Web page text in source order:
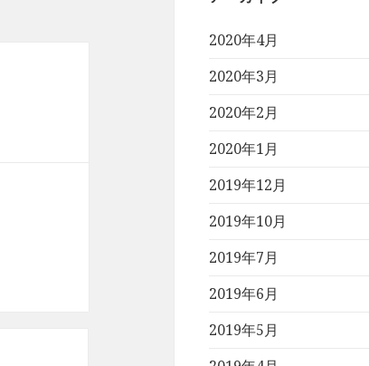
2020年4月
2020年3月
2020年2月
2020年1月
2019年12月
2019年10月
2019年7月
2019年6月
2019年5月